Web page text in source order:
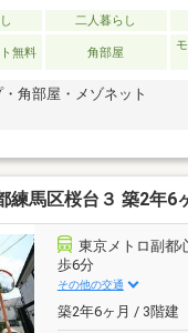
二人暮らし
無料 角部屋
角部屋・メゾネット
練馬区桜台３ 築2年6
東京メトロ副都
歩6分
その他の交通
築2年6ヶ月 / 3階建